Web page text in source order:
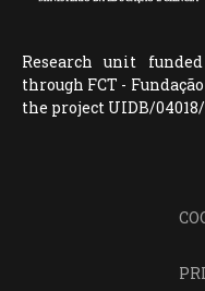
Research unit
through FCT -
the project UIDB/